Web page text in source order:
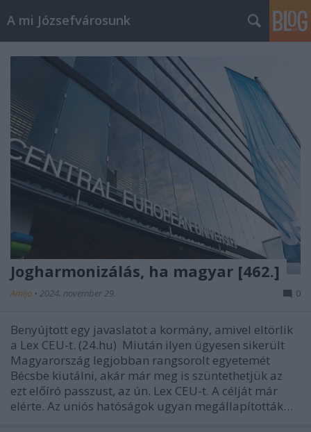
A mi Józsefvárosunk
Jogharmonizálás, ha magyar [462.]
Amijo • 2024. november 29. 0
Benyújtott egy javaslatot a kormány, amivel eltörlik
a Lex CEU-t. (24.hu) Miután ilyen ügyesen sikerült
Magyarország legjobban rangsorolt egyetemét
Bécsbe kiutálni, akár már meg is szüntethetjük az
ezt előíró passzust, az ún. Lex CEU-t. A célját már
elérte. Az uniós hatóságok ugyan megállapították…